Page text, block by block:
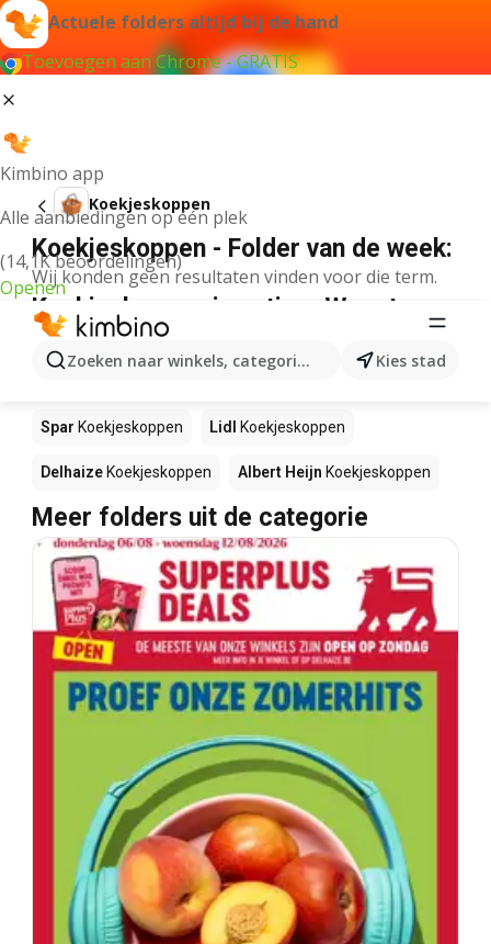
Actuele folders altijd bij de hand
Toevoegen aan Chrome - GRATIS
Kimbino app
Alle aanbiedingen op één plek
(14,1K beoordelingen)
Openen
Zoeken naar winkels, categorieën, producten...
Kies stad
Koekjeskoppen
Koekjeskoppen - Folder van de week:
Wij konden geen resultaten vinden voor die term.
Koekjeskoppen in actie – Waar te
koop?
Spar Koekjeskoppen Lidl Koekjeskoppen
Delhaize Koekjeskoppen Albert Heijn Koekjeskoppen
Meer folders uit de categorie